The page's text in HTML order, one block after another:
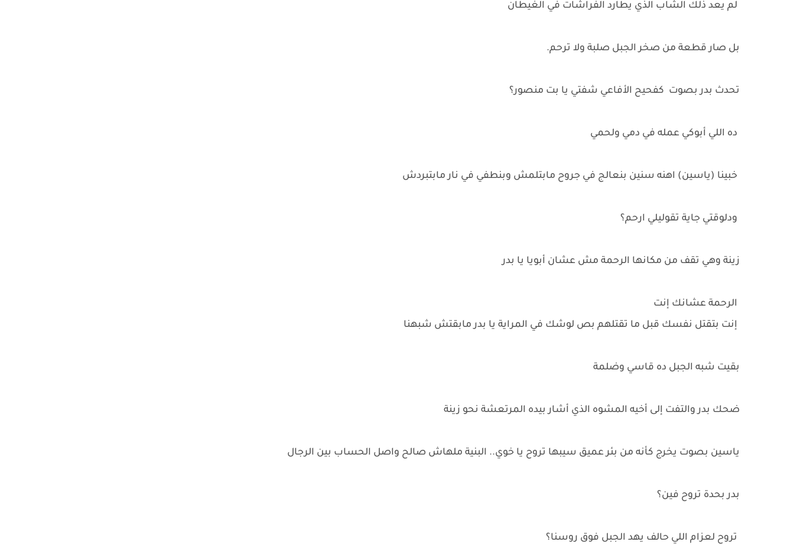
لم يعد ذلك الشاب الذي يطارد الفراشات في الغيطان
بل صار قطعة من صخر الجبل صلبة ولا ترحم.
تحدث بدر بصوت كفحيح الأفاعي شفتي يا بت منصور؟
ده اللي أبوكي عمله في دمي ولحمي
خبينا (ياسين) اهنه سنين بنعالج في جروح مابتلمش وبنطفي في نار مابتبردش
ودلوقتي جاية تقوليلي ارحم؟
زينة وهي تقف من مكانها الرحمة مش عشان أبويا يا بدر
الرحمة عشانك إنت
إنت بتقتل نفسك قبل ما تقتلهم بص لوشك في المراية يا بدر مابقتش شبهنا
بقيت شبه الجبل ده قاسي وضلمة
ضحك بدر والتفت إلى أخيه المشوه الذي أشار بيده المرتعشة نحو زينة
ياسين بصوت يخرج كأنه من بئر عميق سيبها تروح يا خوي.. البنية ملهاش صالح واصل الحساب بين الرجال
بدر بحدة تروح فين؟
تروح لعزام اللي حالف يهد الجبل فوق روسنا؟